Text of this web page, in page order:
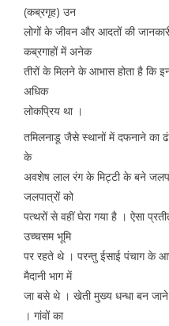
(कब्रगृह) उन
लोगों के जीवन और आदतों की
कब्रगाहों में अनेक
तीरों के मिलने के आभास होता है कि
अधिक
लोकप्रिय था ।
तमिलनाडू जैसे स्थानों में दफनाने का
के
अवशेष लाल रंग के मिट्टी के बने
जलपात्रों को
पत्थरों से वहीं घेरा गया है । ऐसा
उच्चसम भूमि
पर रहते थे । परन्तु ईसाई पंचाग के
मैदानी भाग में
जा बसे थे । खेती मुख्य धन्धा बन
। गांवों का